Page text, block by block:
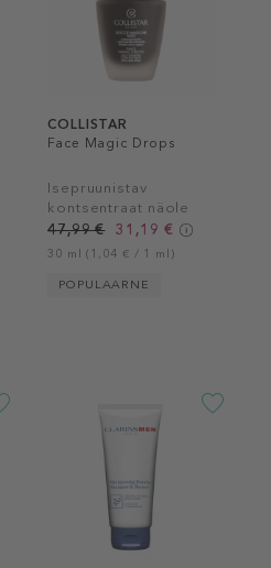
COLLISTAR
Face Magic Drops
Isepruunistav
kontsentraat näole
47,99 €
31,19 €
30 ml (1,04 € / 1 ml)
POPULAARNE